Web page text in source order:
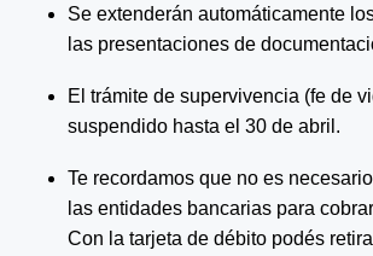
Se extenderán automáticamente
las presentaciones de
El trámite de supervivencia (fe de
suspendido hasta el 30 de abril.
Te recordamos que no es
las entidades bancarias para
Con la tarjeta de débito podés